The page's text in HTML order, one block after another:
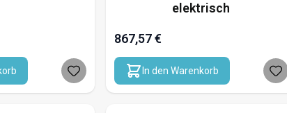
elektrisch
867,57 €
In den Warenkorb